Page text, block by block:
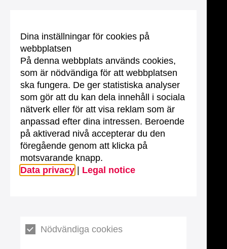
Dina inställningar för cookies på
webbplatsen
På denna webbplats används cookies,
som är nödvändiga för att webbplatsen
ska fungera. De ger statistiska analyser
som gör att du kan dela innehåll i sociala
nätverk eller för att visa reklam som är
anpassad efter dina intressen. Beroende
på aktiverad nivå accepterar du den
föregående genom att klicka på
motsvarande knapp.
Data privacy
Legal notice
Nödvändiga cookies